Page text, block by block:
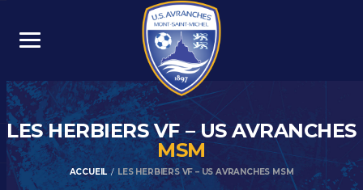
LES HERBIERS VF – US AVRANCHES
MSM
ACCUEIL LES HERBIERS VF – US AVRANCHES MSM